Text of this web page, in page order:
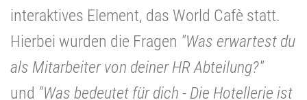
interaktives Element, das World Cafè statt.
Hierbei wurden die Fragen "Was erwartest du
als Mitarbeiter von deiner HR Abteilung?"
und "Was bedeutet für dich - Die Hotellerie ist